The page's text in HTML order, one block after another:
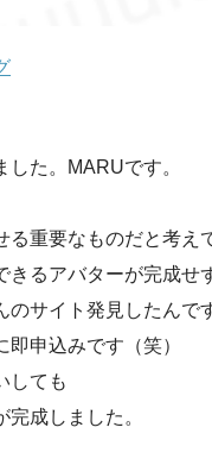
た。MARUです。
重要なものだと考え
るアバターが完成せ
のサイト発見したんで
申込みです（笑）
しても
成しました。